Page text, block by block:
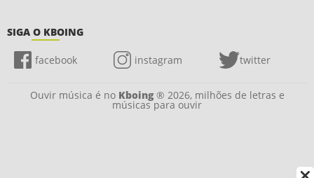
SIGA O KBOING
facebook instagram twitter
Ouvir música é no Kboing® 2026, milhões de letras e
músicas para ouvir